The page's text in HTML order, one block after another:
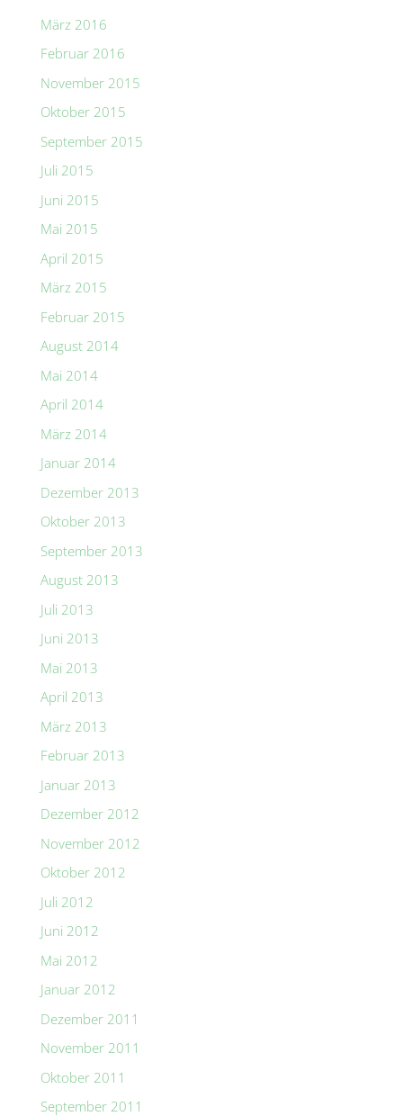
März 2016
Februar 2016
November 2015
Oktober 2015
September 2015
Juli 2015
Juni 2015
Mai 2015
April 2015
März 2015
Februar 2015
August 2014
Mai 2014
April 2014
März 2014
Januar 2014
Dezember 2013
Oktober 2013
September 2013
August 2013
Juli 2013
Juni 2013
Mai 2013
April 2013
März 2013
Februar 2013
Januar 2013
Dezember 2012
November 2012
Oktober 2012
Juli 2012
Juni 2012
Mai 2012
Januar 2012
Dezember 2011
November 2011
Oktober 2011
September 2011